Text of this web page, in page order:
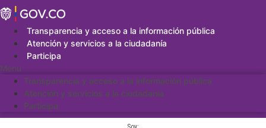
Saltar
al
contenidoTransparencia y acceso a la información pública
Atención y servicios a la ciudadanía
Participa
Menu
Transparencia y acceso a la información pública
Atención y servicios a la ciudadanía
Participa